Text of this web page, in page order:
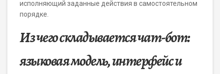
исполняющий заданные действия в самостоятельном
порядке.
Из чего складывается чат-бот:
языковая модель, интерфейс и